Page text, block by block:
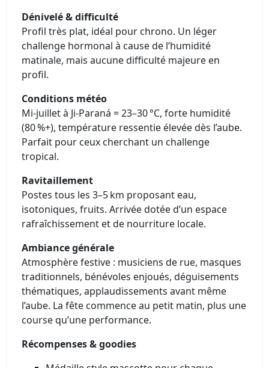
Dénivelé & difficulté
Profil très plat, idéal pour chrono. Un léger
challenge hormonal à cause de l’humidité
matinale, mais aucune difficulté majeure en
profil.
Conditions météo
Mi-juillet à Ji‑Paraná = 23–30 °C, forte humidité
(80 %+), température ressentie élevée dès l’aube.
Parfait pour ceux cherchant un challenge
tropical.
Ravitaillement
Postes tous les 3–5 km proposant eau,
isotoniques, fruits. Arrivée dotée d’un espace
rafraîchissement et de nourriture locale.
Ambiance générale
Atmosphère festive : musiciens de rue, masques
traditionnels, bénévoles enjoués, déguisements
thématiques, applaudissements avant même
l’aube. La fête commence au petit matin, plus une
course qu’une performance.
Récompenses & goodies